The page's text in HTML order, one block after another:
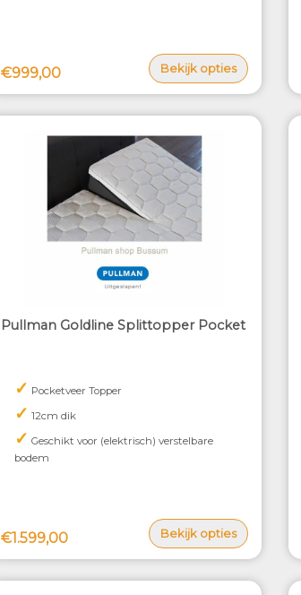
€999,00 Bekijk opties
Pullman Goldline Splittopper Pocket
✓ Pocketveer Topper
✓ 12cm dik
✓ Geschikt voor (elektrisch) verstelbare
bodem
€1.599,00 Bekijk opties